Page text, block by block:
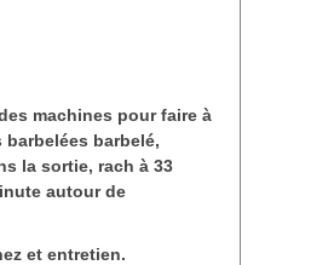
machines pour faire à
barbelées barbelé,
la sortie, rach à 33
autour de
et entretien.